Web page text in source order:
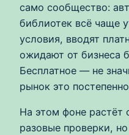
само сообщество:
библиотек всё чаще
условия, вводят
ожидают от бизнеса
Бесплатное — не
рынок это
На этом фоне растёт
разовые проверки,